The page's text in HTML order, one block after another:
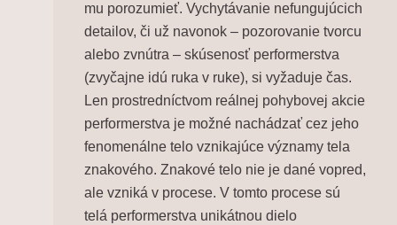
mu porozumieť. Vychytávanie nefungujúcich
detailov, či už navonok – pozorovanie tvorcu
alebo zvnútra – skúsenosť performerstva
(zvyčajne idú ruka v ruke), si vyžaduje čas.
Len prostredníctvom reálnej pohybovej akcie
performerstva je možné nachádzať cez jeho
fenomenálne telo vznikajúce významy tela
znakového. Znakové telo nie je dané vopred,
ale vzniká v procese. V tomto procese sú
telá performerstva unikátnou dielo